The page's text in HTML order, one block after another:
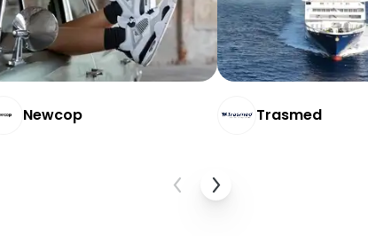
Newcop Trasmed